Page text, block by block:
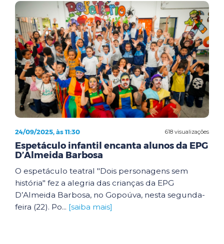
618 visualizações
24/09/2025, às 11:30
Espetáculo infantil encanta alunos da EPG
D’Almeida Barbosa
O espetáculo teatral "Dois personagens sem
história" fez a alegria das crianças da EPG
D’Almeida Barbosa, no Gopoúva, nesta segunda-
feira (22). Po... [saiba mais]